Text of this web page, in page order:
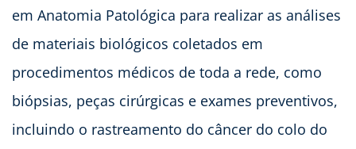
em Anatomia Patológica para realizar as análises
de materiais biológicos coletados em
procedimentos médicos de toda a rede, como
biópsias, peças cirúrgicas e exames preventivos,
incluindo o rastreamento do câncer do colo do